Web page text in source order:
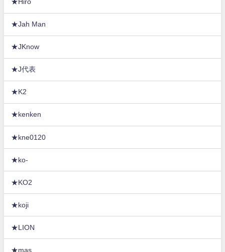
★Hiro
★Jah Man
★JKnow
★J代表
★K2
★kenken
★kne0120
★ko-
★KO2
★koji
★LION
★mas